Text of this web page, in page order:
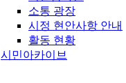
소통 광장
시정 현안사항 안내
활동 현황
시민아카이브